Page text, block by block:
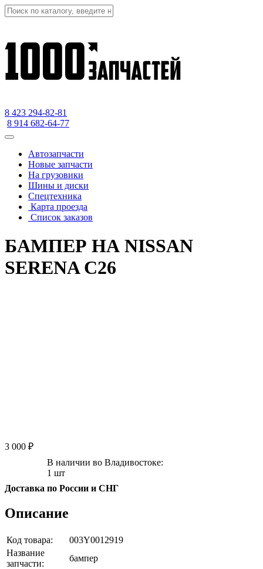
8 423 294-82-81
8 914 682-64-77
Автозапчасти
Новые запчасти
На грузовики
Шины и диски
Спецтехника
Карта проезда
Список заказов
БАМПЕР НА NISSAN
SERENA C26
3 000 ₽
В наличии во Владивостоке:
1 шт
Доставка по России и СНГ
Описание
Код товара:
003Y0012919
Название
запчасти:
бампер